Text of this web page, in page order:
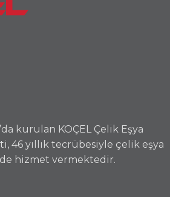
kurulan KOÇEL Çelik Eşya
46 yıllık tecrübesiyle çelik eşya
hizmet vermektedir.